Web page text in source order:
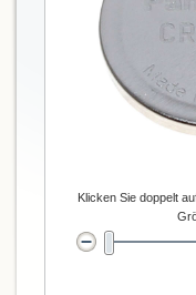
Klicken Sie doppelt